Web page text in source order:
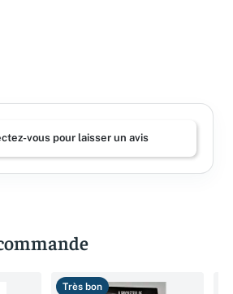
vous pour laisser un avis
Très bon